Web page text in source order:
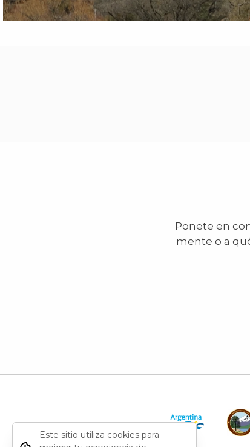
Ponete en
mente o a
Este sitio utiliza cookies para